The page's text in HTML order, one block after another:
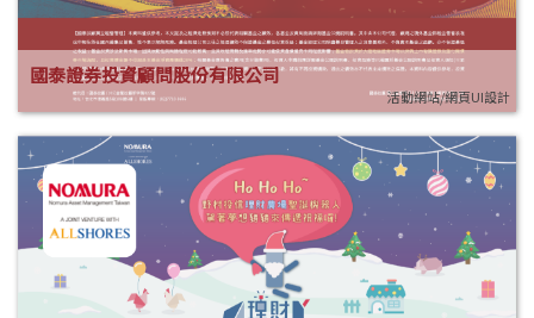
國泰證券投資顧問股份有限公司
活動網站/網頁UI設計